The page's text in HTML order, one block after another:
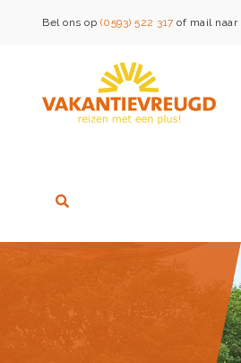
Bel ons op (0593) 522 317 of mail naar